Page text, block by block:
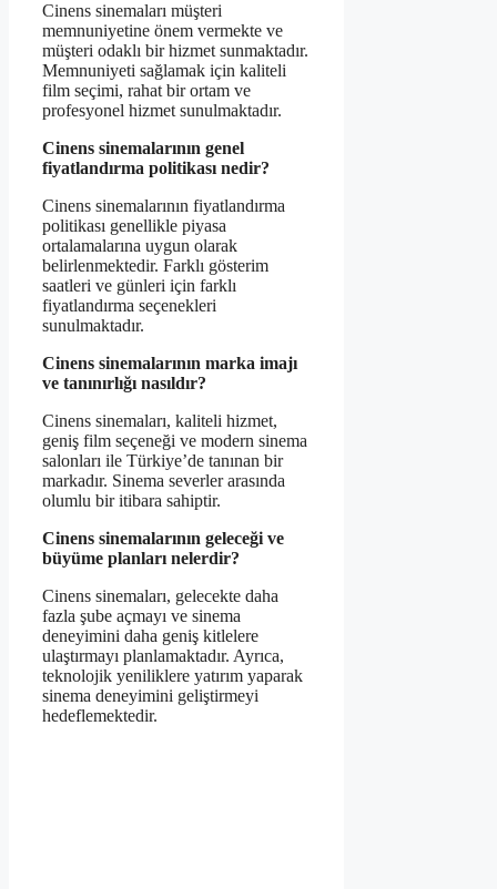
Cinens sinemaları müşteri
memnuniyetine önem vermekte ve
müşteri odaklı bir hizmet sunmaktadır.
Memnuniyeti sağlamak için kaliteli
film seçimi, rahat bir ortam ve
profesyonel hizmet sunulmaktadır.
Cinens sinemalarının genel
fiyatlandırma politikası nedir?
Cinens sinemalarının fiyatlandırma
politikası genellikle piyasa
ortalamalarına uygun olarak
belirlenmektedir. Farklı gösterim
saatleri ve günleri için farklı
fiyatlandırma seçenekleri
sunulmaktadır.
Cinens sinemalarının marka imajı
ve tanınırlığı nasıldır?
Cinens sinemaları, kaliteli hizmet,
geniş film seçeneği ve modern sinema
salonları ile Türkiye’de tanınan bir
markadır. Sinema severler arasında
olumlu bir itibara sahiptir.
Cinens sinemalarının geleceği ve
büyüme planları nelerdir?
Cinens sinemaları, gelecekte daha
fazla şube açmayı ve sinema
deneyimini daha geniş kitlelere
ulaştırmayı planlamaktadır. Ayrıca,
teknolojik yeniliklere yatırım yaparak
sinema deneyimini geliştirmeyi
hedeflemektedir.